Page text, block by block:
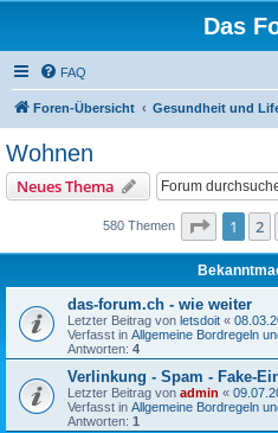
Das
FAQ
Foren-Übersicht Gesundheit und
Wohnen
Neues Thema
580 Themen Seite 1
1 2
das-forum.ch - wie weiter
Letzter Beitrag von letsdoit «
Verfasst in Allgemeine Bordregeln
Antworten: 4
Verlinkung - Spam - Fake-
Letzter Beitrag von admin «
Verfasst in Allgemeine Bordregeln
Antworten: 1